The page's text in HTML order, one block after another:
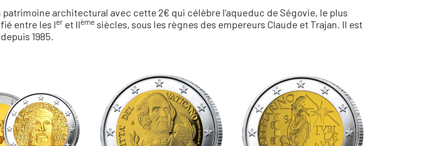
patrimoine architectural avec cette 2€ qui célèbre l’aqueduc de Ségovie, le plus
entre les Ier et IIème siècles, sous les règnes des empereurs Claude et Trajan. Il est
1985.